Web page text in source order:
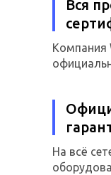
Вся
Компания
На всё